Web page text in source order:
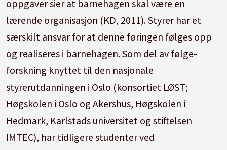
oppgaver sier at barnehagen skal være en
lærende organisasjon (KD, 2011). Styrer har et
særskilt ansvar for at denne føringen følges opp
og realiseres i barnehagen. Som del av følge-
forskning knyttet til den nasjonale
styrerutdanningen i Oslo (konsortiet LØST;
Høgskolen i Oslo og Akershus, Høgskolen i
Hedmark, Karlstads universitet og stiftelsen
IMTEC), har tidligere studenter ved